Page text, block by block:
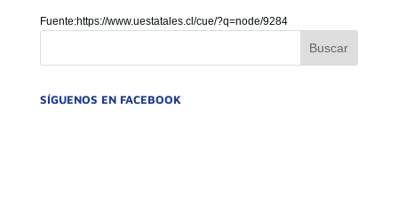
Fuente:https://www.uestatales.cl/cue/?q=node/9284
SÍGUENOS EN FACEBOOK